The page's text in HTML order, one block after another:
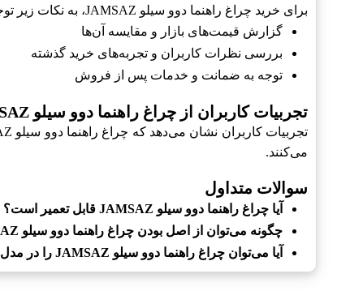
برای خرید چراغ راهنما دوو سیلو JAMSAZ، به نکات زیر توجه داشته باشید:
گزارش قیمت‌های بازار و مقایسه آن‌ها
بررسی نظرات کاربران و تجربه‌های خرید گذشته
توجه به ضمانت و خدمات پس از فروش
تجربیات کاربران از چراغ راهنما دوو سیلو JAMSAZ
می‌کنند.
سوالات متداول
آیا چراغ راهنما دوو سیلو JAMSAZ قابل تعمیر است؟
چگونه می‌توان از اصل بودن چراغ راهنما دوو سیلو JAMSAZ مطمئن شد؟
آیا می‌توان چراغ راهنما دوو سیلو JAMSAZ را در مدل‌های دیگر خودروها استفاده کرد؟